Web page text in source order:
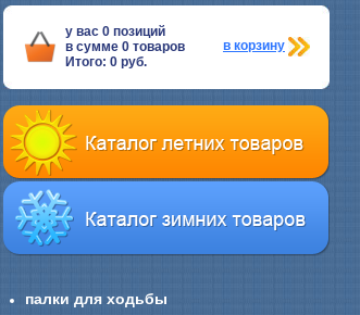
у вас 0 позиций
в сумме 0 товаров
Итого: 0 руб.
в корзину
палки для ходьбы